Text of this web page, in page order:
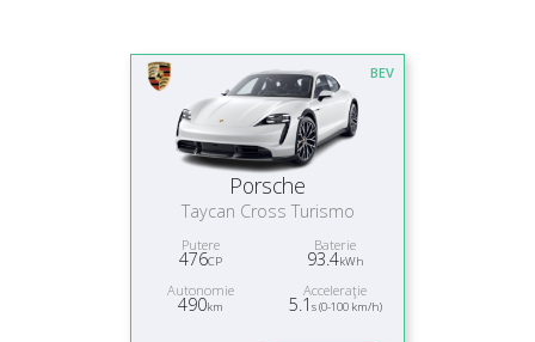
BEV
Porsche
Taycan Cross Turismo
Putere
476CP
Baterie
93.4kWh
Autonomie
490km
Acceleraţie
5.1 s (0-100 km/h)